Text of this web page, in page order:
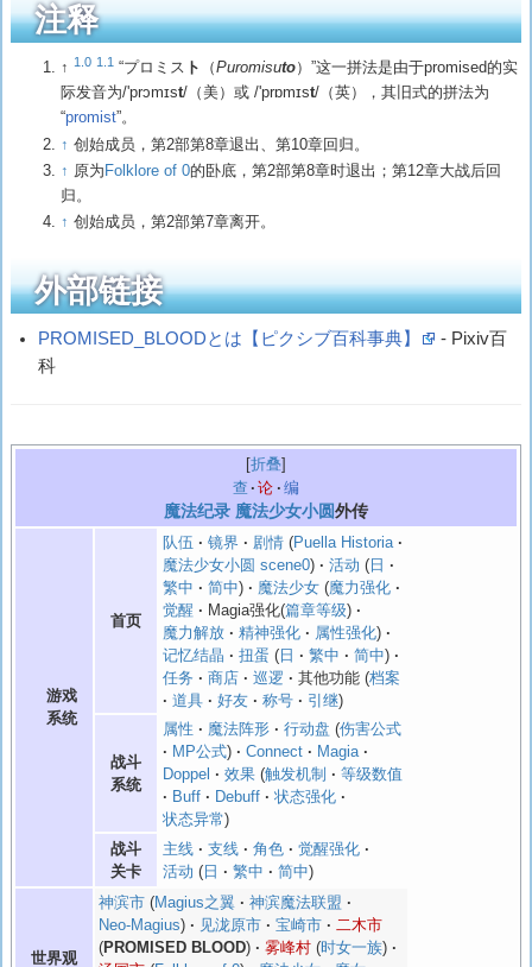
注释
↑ 1.0 1.1 “プロミス ト （Puromisuto）”这一拼法是由于promised的实
际发音为/'prɔmɪst/（美）或 /'prɒmɪst/（英），其旧式的拼法为
“promist”。
↑ 创始成员，第2部第8章退出、第10章回归。
↑ 原为 Folklore of 0的卧底，第2部第8章时退出；第12章大战后回
归。
↑ 创始成员，第2部第7章离开。
外部链接
PROMISED_BLOODとは【ピクシブ百科事典】
- Pixiv百
科
折叠
查
论 编
魔法纪录 魔法少女小圆外传
游戏
系统
首页
队伍 镜界 剧情
Puella Historia
魔法少女小圆 scene0
活动
日
繁中
简中 魔法少女 魔力强化
觉醒
Magia强化(篇章等级)
魔力解放
精神强化
属性强化
记忆结晶
扭蛋 日 繁中
简中
任务
商店 巡逻 其他功能 档案
道具
好友 称号 引继
战斗
系统
属性 魔法阵形 行动盘
伤害公式
MP公式
Connect
Magia
Doppel
效果 触发机制
等级数值
Buff
Debuff
状态强化
状态异常
战斗
关卡
主线 支线 角色
觉醒强化
活动
日 繁中 简中
世界观
神滨市 Magius之翼
神滨魔法联盟
Neo-Magius
见泷原市 宝崎市
二木市
PROMISED BLOOD
雾峰村 时女一族